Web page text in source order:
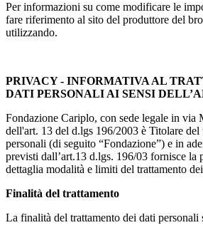
Per informazioni su come modificare le
fare riferimento al sito del produttore del
utilizzando.
PRIVACY - INFORMATIVA AL
DATI PERSONALI AI SENSI
Fondazione Cariplo, con sede legale in via
dell'art. 13 del d.lgs 196/2003 è Titolare del
personali (di seguito “Fondazione”) e in
previsti dall’art.13 d.lgs. 196/03 fornisce la
dettaglia modalità e limiti del trattamento
Finalità del trattamento
La finalità del trattamento dei dati personali